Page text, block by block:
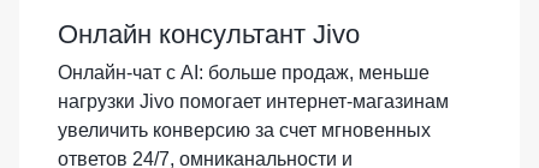
Онлайн консультант Jivo
Онлайн-чат с AI: больше продаж, меньше
нагрузки Jivo помогает интернет-магазинам
увеличить конверсию за счет мгновенных
ответов 24/7, омниканальности и